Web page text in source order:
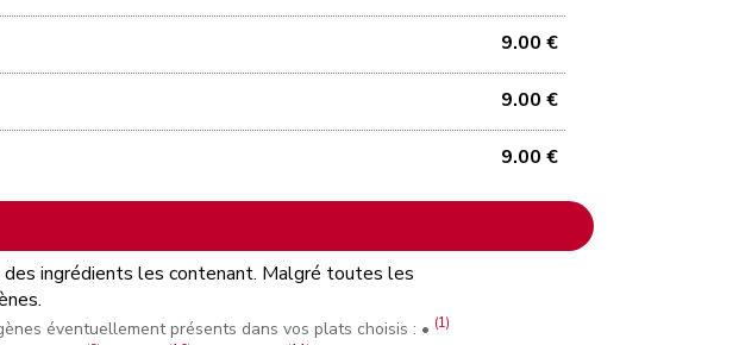
9.00 €
9.00 €
9.00 €
ingrédients les contenant. Malgré toutes les
éventuellement présents dans vos plats choisis : • (1)